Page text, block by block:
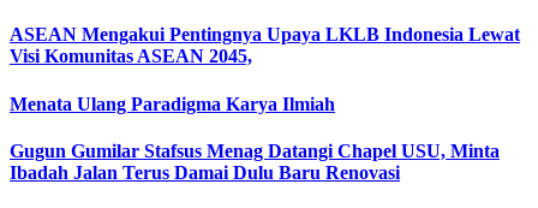
ASEAN Mengakui Pentingnya Upaya LKLB Indonesia Lewat
Visi Komunitas ASEAN 2045,
Menata Ulang Paradigma Karya Ilmiah
Gugun Gumilar Stafsus Menag Datangi Chapel USU, Minta
Ibadah Jalan Terus Damai Dulu Baru Renovasi